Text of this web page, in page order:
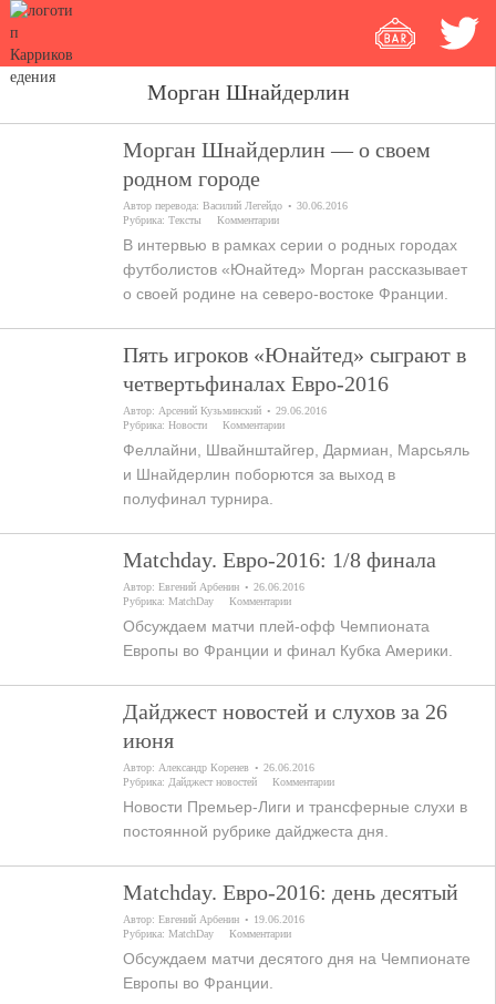
Морган Шнайдерлин
Морган Шнайдерлин — о своем
родном городе
Автор перевода:Василий Легейдо
30.06.2016
Рубрика:Тексты Комментарии
В интервью в рамках серии о родных городах
футболистов «Юнайтед» Морган рассказывает
о своей родине на северо-востоке Франции.
Пять игроков «Юнайтед» сыграют в
четвертьфиналах Евро-2016
Автор: Арсений Кузьминский
29.06.2016
Рубрика:Новости Комментарии
Феллайни, Швайнштайгер, Дармиан, Марсьяль
и Шнайдерлин поборются за выход в
полуфинал турнира.
Matchday. Евро-2016: 1/8 финала
Автор:Евгений Арбенин
26.06.2016
Рубрика:MatchDay Комментарии
Обсуждаем матчи плей-офф Чемпионата
Европы во Франции и финал Кубка Америки.
Дайджест новостей и слухов за 26
июня
Автор: Александр Коренев
26.06.2016
Рубрика: Дайджест новостей Комментарии
Новости Премьер-Лиги и трансферные слухи в
постоянной рубрике дайджеста дня.
Matchday. Евро-2016: день десятый
Автор:Евгений Арбенин
19.06.2016
Рубрика:MatchDay Комментарии
Обсуждаем матчи десятого дня на Чемпионате
Европы во Франции.